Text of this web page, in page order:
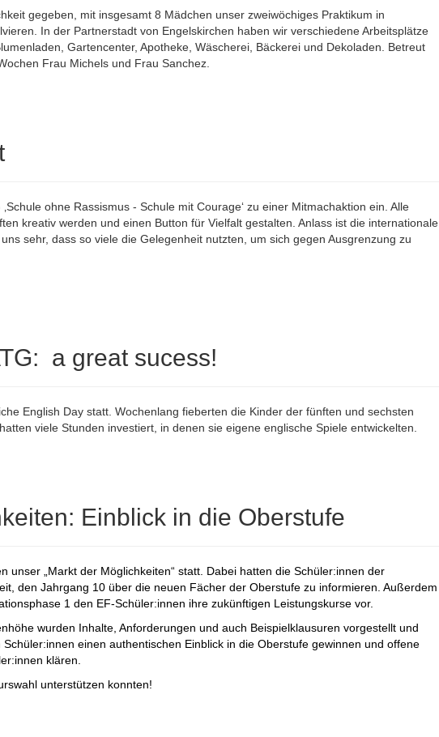
gegeben, mit insgesamt 8 Mädchen unser zweiwöchiges Praktikum in
In der Partnerstadt von Engelskirchen haben wir verschiedene Arbeitsplätze
Gartencenter, Apotheke, Wäscherei, Bäckerei und Dekoladen. Betreut
Frau Michels und Frau Sanchez.
ohne Rassismus - Schule mit Courage‘ zu einer Mitmachaktion ein. Alle
kreativ werden und einen Button für Vielfalt gestalten. Anlass ist die internationale
sehr, dass so viele die Gelegenheit nutzten, um sich gegen Ausgrenzung zu
a great sucess!
English Day statt. Wochenlang fieberten die Kinder der fünften und sechsten
viele Stunden investiert, in denen sie eigene englische Spiele entwickelten.
Einblick in die Oberstufe
unser „Markt der Möglichkeiten“ statt. Dabei hatten die Schüler:innen der
den Jahrgang 10 über die neuen Fächer der Oberstufe zu informieren. Außerdem
1 den EF-Schüler:innen ihre zukünftigen Leistungskurse vor.
wurden Inhalte, Anforderungen und auch Beispielklausuren vorgestellt und
einen authentischen Einblick in die Oberstufe gewinnen und offene
klären.
unterstützen konnten!